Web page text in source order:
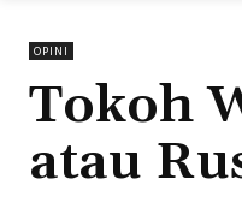
OPINI
Tokoh
atau